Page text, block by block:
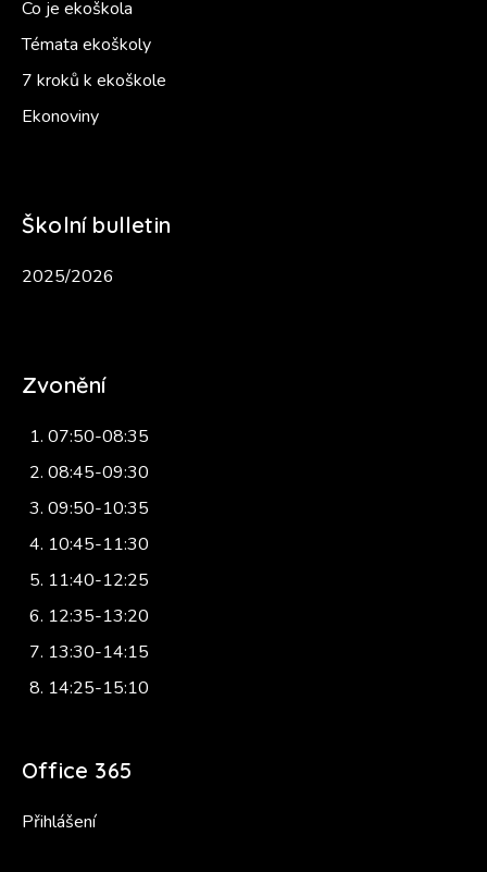
Co je ekoškola
Témata ekoškoly
7 kroků k ekoškole
Ekonoviny
Školní bulletin
2025/2026
Zvonění
07:50-08:35
08:45-09:30
09:50-10:35
10:45-11:30
11:40-12:25
12:35-13:20
13:30-14:15
14:25-15:10
Office 365
Přihlášení